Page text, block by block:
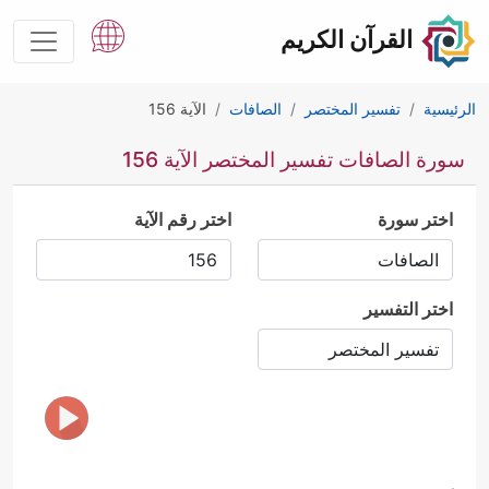
القرآن الكريم
الرئيسية تفسير المختصر الصافات الآية 156
سورة الصافات تفسير المختصر الآية 156
اختر سورة اختر رقم الآية
اختر التفسير